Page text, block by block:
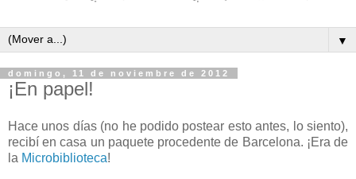
▼
domingo, 11 de noviembre de 2012
¡En papel!
Hace unos días (no he podido postear esto antes, lo siento),
recibí en casa un paquete procedente de Barcelona. ¡Era de
la Microbiblioteca!